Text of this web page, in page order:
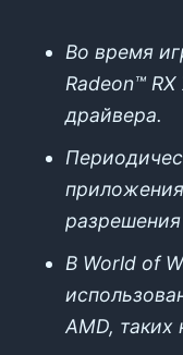
Во время
Radeon™
драйвера.
разрешения
В World of
AMD, таких